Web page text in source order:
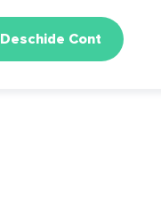
Deschide Cont